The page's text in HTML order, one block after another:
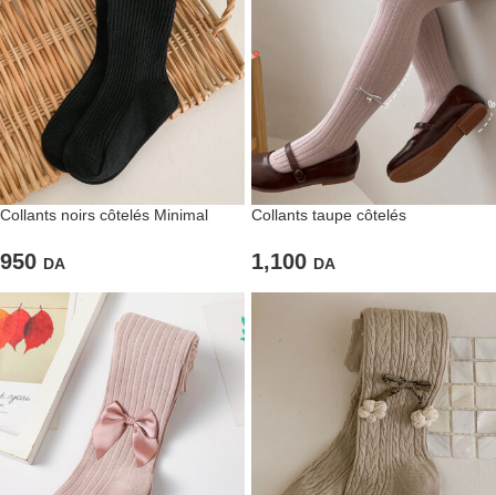
Collants noirs côtelés Minimal
950 DA
Collants taupe côtelés
1,100 DA